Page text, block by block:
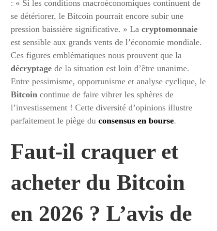
: « Si les conditions macroéconomiques continuent de
se détériorer, le Bitcoin pourrait encore subir une
pression baissière significative. » Lacryptomonnaie
est sensible aux grands vents de l’économie mondiale.
Ces figures emblématiques nous prouvent que la
décryptage de la situation est loin d’être unanime.
Entre pessimisme, opportunisme et analyse cyclique, le
Bitcoin continue de faire vibrer les sphères de
l’investissement ! Cette diversité d’opinions illustre
parfaitement le piège duconsensus en bourse.
Faut-il craquer et
acheter du Bitcoin
en 2026 ? L’avis de